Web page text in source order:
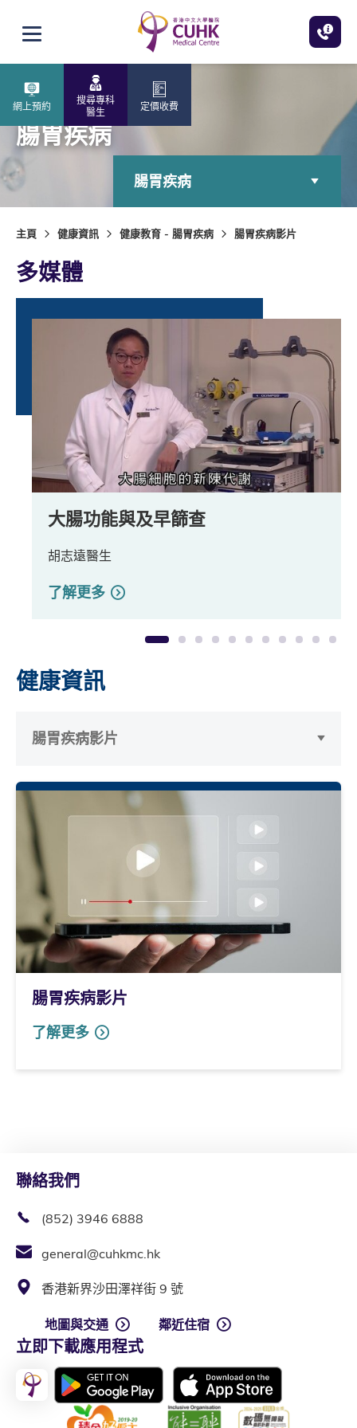
打開選單
網上預約
搜尋專科
醫生
定價收費
腸胃疾病
腸胃疾病
主頁 健康資訊 健康教育 - 腸胃疾病 腸胃疾病影片
多媒體
大腸功能與及早篩查
胡志遠醫生
了解更多
大腸癌簡介
胡志遠醫生
了解更多
大腸癌病徵
胡志遠醫生
了解更多
大腸瘜肉形成
胡志遠醫生
了解更多
大腸癌的病理分期
胡志遠醫生
了解更多
大便隱血測試簡介
吳兆文教授
了解更多
大便隱血測試留樣本方法
林遠東先生
了解更多
乙結腸鏡簡介
鄧承恩醫生
了解更多
大腸鏡檢查簡介
鄧承恩醫生
了解更多
腸鏡檢查事前準備
徐愛紋女士
了解更多
病人個案
高鳯香女士
了解更多
1 2 3 4 5 6 7 8 9 10 11
健康資訊
腸胃疾病影片
腸胃疾病影片
了解更多
聯絡我們
(852) 3946 6888
general@cuhkmc.hk
香港新界沙田澤祥街 9 號
地圖與交通 鄰近住宿
立即下載應用程式